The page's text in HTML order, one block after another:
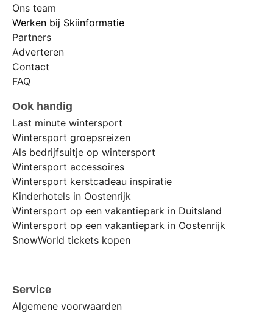
Ons team
Werken bij Skiinformatie
Partners
Adverteren
Contact
FAQ
Ook handig
Last minute wintersport
Wintersport groepsreizen
Als bedrijfsuitje op wintersport
Wintersport accessoires
Wintersport kerstcadeau inspiratie
Kinderhotels in Oostenrijk
Wintersport op een vakantiepark in Duitsland
Wintersport op een vakantiepark in Oostenrijk
SnowWorld tickets kopen
Service
Algemene voorwaarden